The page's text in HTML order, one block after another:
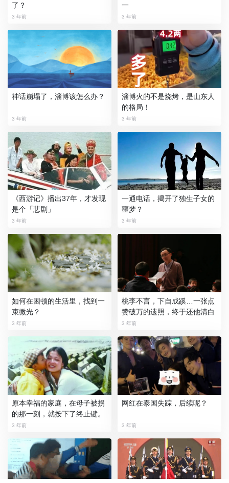
了？
3 年前
一
3 年前
神话崩塌了，淄博该怎么办？
3 年前
淄博火的不是烧烤，是山东人
的格局！
3 年前
《西游记》播出37年，才发现
是个「悲剧」
3 年前
一通电话，揭开了独生子女的
噩梦？
3 年前
如何在困顿的生活里，找到一
束微光？
3 年前
桃李不言，下自成蹊…一张点
赞破万的遗照，终于还他清白
3 年前
原本幸福的家庭，在母子被拐
的那一刻，就按下了终止键。
3 年前
网红在泰国失踪，后续呢？
3 年前